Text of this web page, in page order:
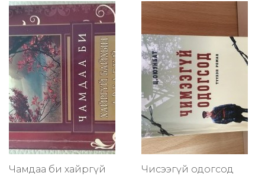
Чамдаа би хайргүй
Чисээгүй одогсод